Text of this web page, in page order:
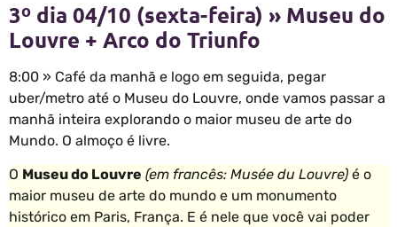
3º dia 04/10 (sexta-feira) » Museu do
Louvre + Arco do Triunfo
8:00 » Café da manhã e logo em seguida, pegar
uber/metro até o Museu do Louvre, onde vamos passar a
manhã inteira explorando o maior museu de arte do
Mundo. O almoço é livre.
O Museu do Louvre (em francês: Musée du Louvre) é o
maior museu de arte do mundo e um monumento
histórico em Paris, França. E é nele que você vai poder